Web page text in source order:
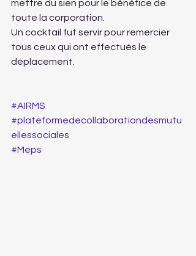
mettre du sien pour le bénéfice de
toute la corporation.
Un cocktail fut servir pour remercier
tous ceux qui ont effectués le
déplacement.
#AIRMS
#plateformedecollaborationdesmutu
ellessociales
#Meps